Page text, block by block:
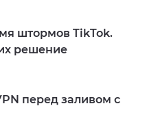
штормов TikTok.
решение
перед заливом c